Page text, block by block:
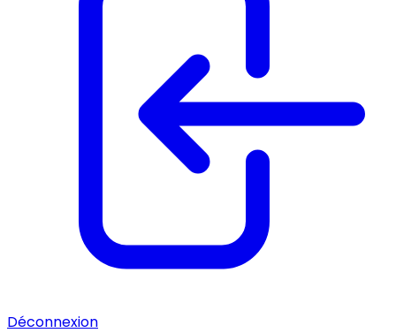
Déconnexion